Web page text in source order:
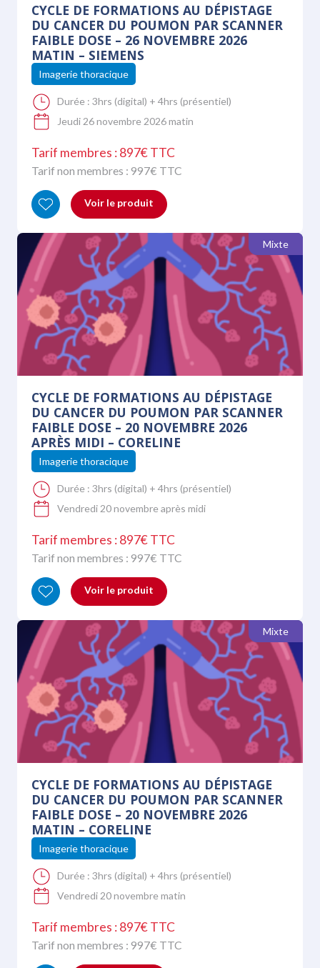
CYCLE DE FORMATIONS AU DÉPISTAGE
DU CANCER DU POUMON PAR SCANNER
FAIBLE DOSE – 26 NOVEMBRE 2026
MATIN – SIEMENS
Imagerie thoracique
Durée : 3hrs (digital) + 4hrs (présentiel)
Jeudi 26 novembre 2026 matin
Tarif membres : 897€ TTC
Tarif non membres : 997€ TTC
Voir le produit
Mixte
CYCLE DE FORMATIONS AU DÉPISTAGE
DU CANCER DU POUMON PAR SCANNER
FAIBLE DOSE – 20 NOVEMBRE 2026
APRÈS MIDI – CORELINE
Imagerie thoracique
Durée : 3hrs (digital) + 4hrs (présentiel)
Vendredi 20 novembre après midi
Tarif membres : 897€ TTC
Tarif non membres : 997€ TTC
Voir le produit
Mixte
CYCLE DE FORMATIONS AU DÉPISTAGE
DU CANCER DU POUMON PAR SCANNER
FAIBLE DOSE – 20 NOVEMBRE 2026
MATIN – CORELINE
Imagerie thoracique
Durée : 3hrs (digital) + 4hrs (présentiel)
Vendredi 20 novembre matin
Tarif membres : 897€ TTC
Tarif non membres : 997€ TTC